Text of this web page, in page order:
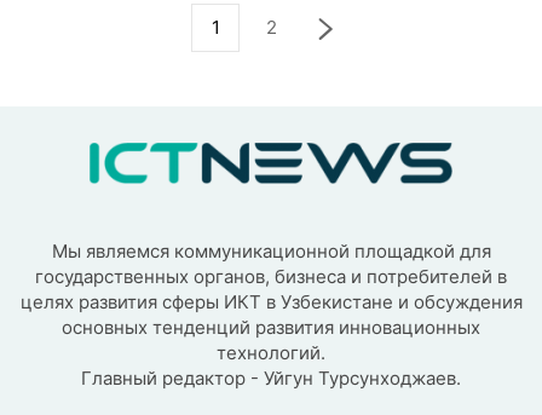
1 2
Мы являемся коммуникационной площадкой для
государственных органов, бизнеса и потребителей в
целях развития сферы ИКТ в Узбекистане и обсуждения
основных тенденций развития инновационных
технологий.
Главный редактор - Уйгун Турсунходжаев.